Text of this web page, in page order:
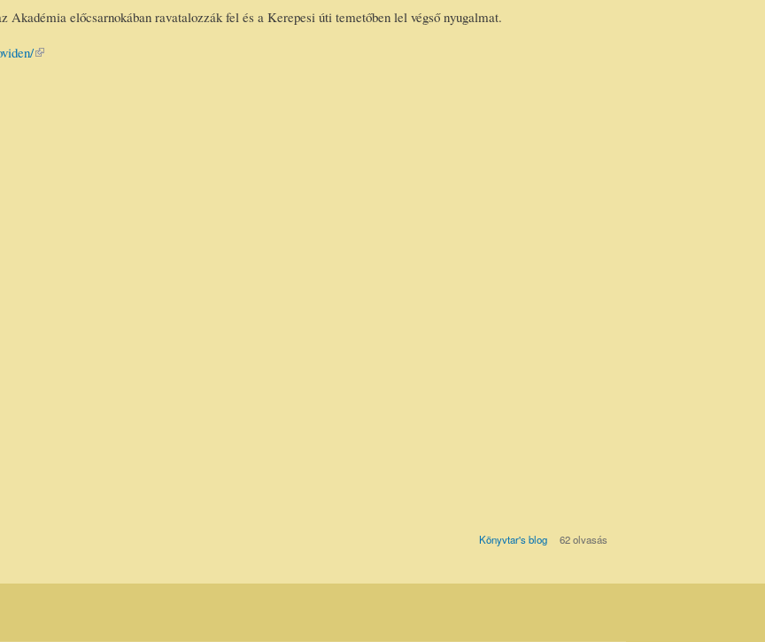
Akadémia előcsarnokában ravatalozzák fel és a Kerepesi úti temetőben lel végső nyugalmat.
(link is
Könyvtar's blog 62 olvasás